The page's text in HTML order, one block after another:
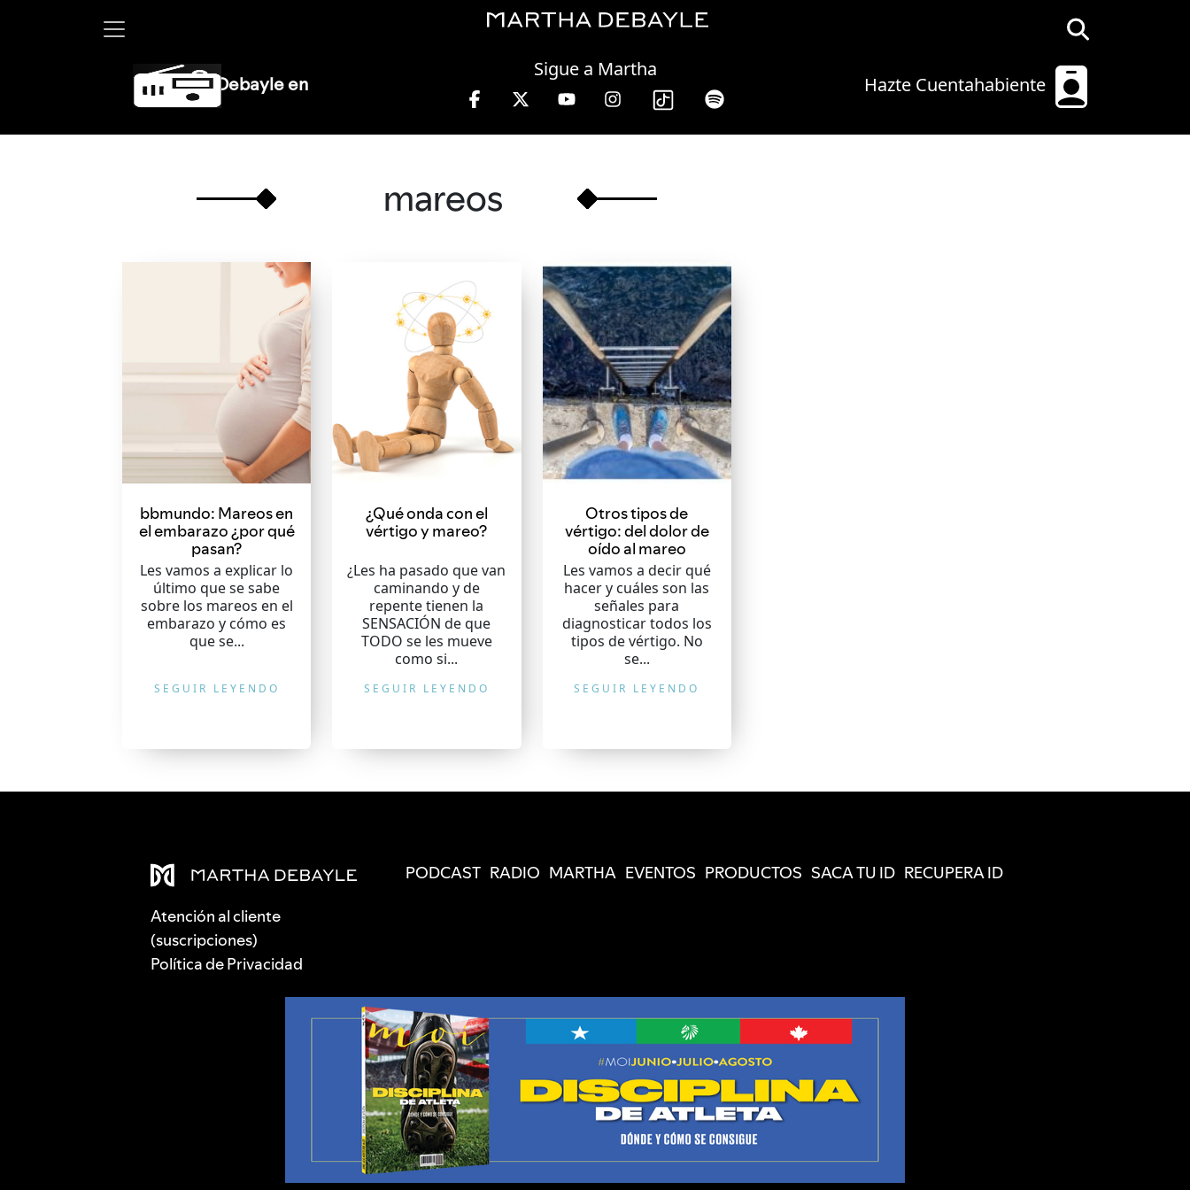
Hazte Cuentahabiente
Sigue a Martha
Martha Debayle en W, lunes a viernes de 10 a 13 hrs.
mareos
bbmundo: Mareos en
el embarazo ¿por qué
pasan?
Les vamos a explicar lo
último que se sabe
sobre los mareos en el
embarazo y cómo es
que se...
SEGUIR LEYENDO
¿Qué onda con el
vértigo y mareo?
¿Les ha pasado que van
caminando y de
repente tienen la
SENSACIÓN de que
TODO se les mueve
como si...
SEGUIR LEYENDO
Otros tipos de
vértigo: del dolor de
oído al mareo
Les vamos a decir qué
hacer y cuáles son las
señales para
diagnosticar todos los
tipos de vértigo. No
se...
SEGUIR LEYENDO
Atención al cliente
(suscripciones)
Política de Privacidad
PODCAST RADIO MARTHA EVENTOS PRODUCTOS SACA TU ID RECUPERA ID